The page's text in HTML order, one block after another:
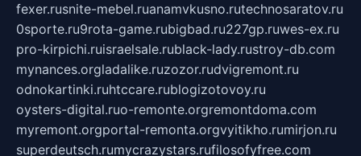
fexer.rusnite-mebel.ruanamvkusno.rutechnosaratov.ru
0sporte.ru9rota-game.rubigbad.ru227gp.ruwes-ex.ru
pro-kirpichi.ruisraelsale.rublack-lady.rustroy-db.com
mynances.orgladalike.ruzozor.rudvigremont.ru
odnokartinki.ruhtccare.rublogizotovoy.ru
oysters-digital.ruo-remonte.orgremontdoma.com
myremont.orgportal-remonta.orgvyitikho.rumirjon.ru
superdeutsch.rumycrazystars.rufilosofyfree.com